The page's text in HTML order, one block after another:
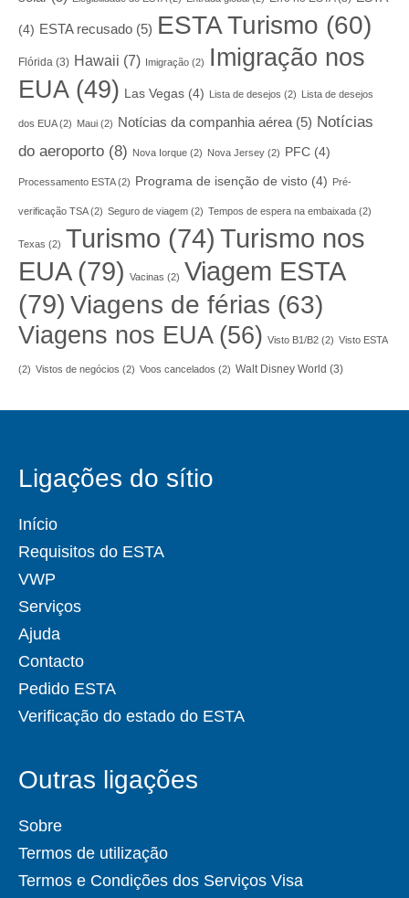
(4) ESTA recusado (5) ESTA Turismo (60)
Flórida (3) Hawaii (7) Imigração (2)
Imigração nos
EUA(49) Las Vegas (4) Lista de desejos (2) Lista de desejos
dos EUA(2) Maui (2) Notícias da companhia aérea(5) Notícias
do aeroporto (8) Nova Iorque (2) Nova Jersey (2) PFC (4)
Processamento ESTA(2) Programa de isenção de visto (4) Pré-
verificação TSA(2) Seguro de viagem (2) Tempos de espera na embaixada (2)
Texas (2) Turismo (74) Turismo nos
EUA(79) Vacinas (2) Viagem ESTA
(79) Viagens de férias (63)
Viagens nos EUA(56) Visto B1/B2 (2) Visto ESTA
(2) Vistos de negócios (2) Voos cancelados (2) Walt Disney World (3)
Ligações do sítio
Início
Requisitos do ESTA
VWP
Serviços
Ajuda
Contacto
Pedido ESTA
Verificação do estado do ESTA
Outras ligações
Sobre
Termos de utilização
Termos e Condições dos Serviços Visa